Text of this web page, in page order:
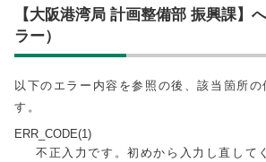
【大阪港湾局 計画整備部 振興課】
ラー）
以下のエラー内容を参照の後、該当箇所の
す。
ERR_CODE(1)
不正入力です。初めから入力し直して